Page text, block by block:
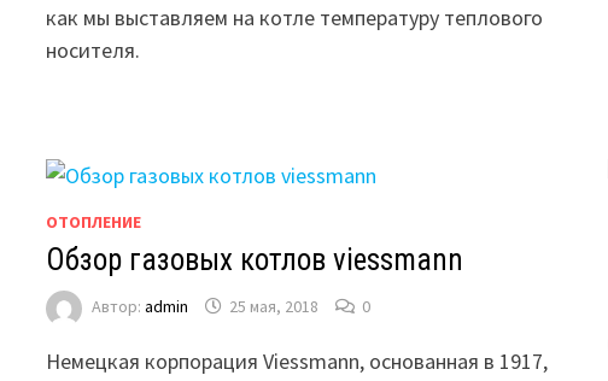
как мы выставляем на котле температуру теплового
носителя.
ОТОПЛЕНИЕ
Обзор газовых котлов viessmann
Автор:admin 25 мая, 2018 0
Немецкая корпорация Viessmann, основанная в 1917,